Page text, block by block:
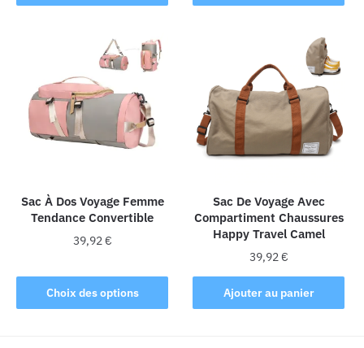
plusieurs
Les
options
peuvent
choisies
sur
du
produit
Sac À Dos Voyage Femme
Tendance Convertible
39,92€
Choix des options
produit
a
Sac De Voyage Avec
Compartiment Chaussures
Happy Travel Camel
39,92€
Ajouter au panier